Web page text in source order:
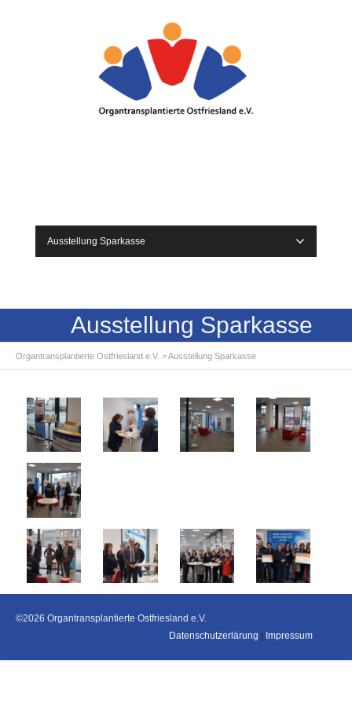
Ausstellung Sparkasse
Ausstellung Sparkasse
Organtransplantierte Ostfriesland e.V. >Ausstellung Sparkasse
©2026 Organtransplantierte Ostfriesland e.V.
Datenschutzerlärung
Impressum